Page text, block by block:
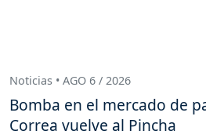
Noticias • AGO 6 / 2026
Bomba en el mercado de
Correa vuelve al Pincha